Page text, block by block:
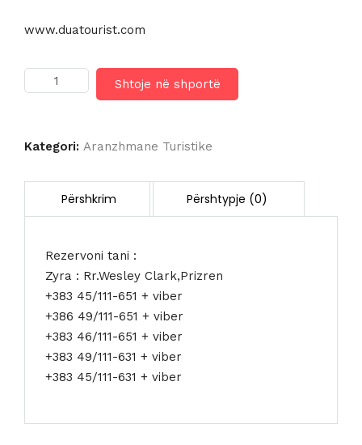
www.duatourist.com
Sasi
HOTEL
GRAND
DES
4*
Shtoje në shportë
Kategori: Aranzhmane Turistike
Rezervoni tani :
Zyra : Rr.Wesley Clark,Prizren
+383 45/111-651 + viber
+386 49/111-651 + viber
+383 46/111-651 + viber
+383 49/111-631 + viber
+383 45/111-631 + viber